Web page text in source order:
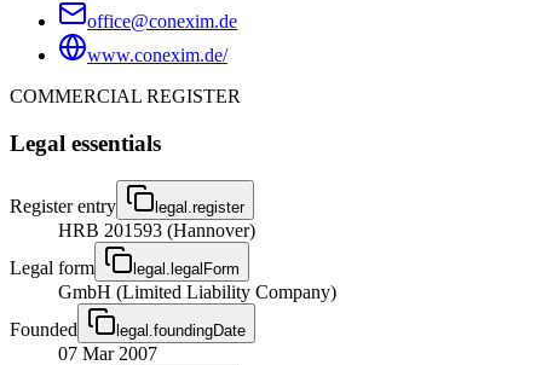
office@conexim.de
www.conexim.de/
COMMERCIAL REGISTER
Legal essentials
Register entry legal.register
HRB 201593 (Hannover)
Legal form
legal.legalForm
GmbH (Limited Liability Company)
Founded
legal.foundingDate
07 Mar 2007